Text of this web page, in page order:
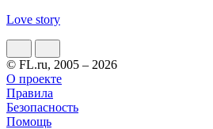
Love story
© FL.ru, 2005 – 2026
О проекте
Правила
Безопасность
Помощь